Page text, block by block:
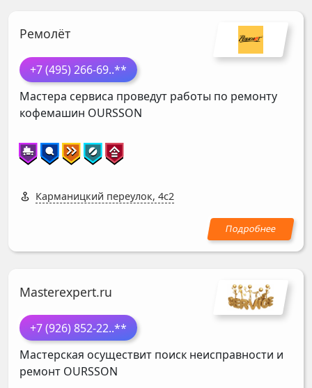
Ремолёт
+7 (495) 266-69..**
Мастера сервиса проведут работы по ремонту
кофемашин OURSSON
Карманицкий переулок, 4с2
Masterexpert.ru
+7 (926) 852-22..**
Мастерская осуществит поиск неисправности и
ремонт OURSSON